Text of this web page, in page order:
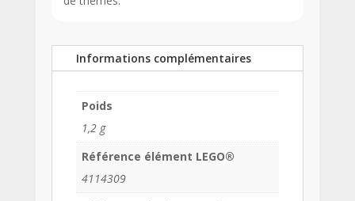
Informations complémentaires
Poids
1,2 g
Référence élément LEGO®
4114309